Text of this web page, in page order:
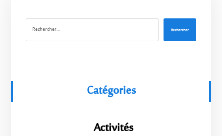
Rechercher
Catégories
Activités